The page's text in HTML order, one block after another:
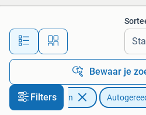
Alle
Bewaar je
Filters
Auto diversen